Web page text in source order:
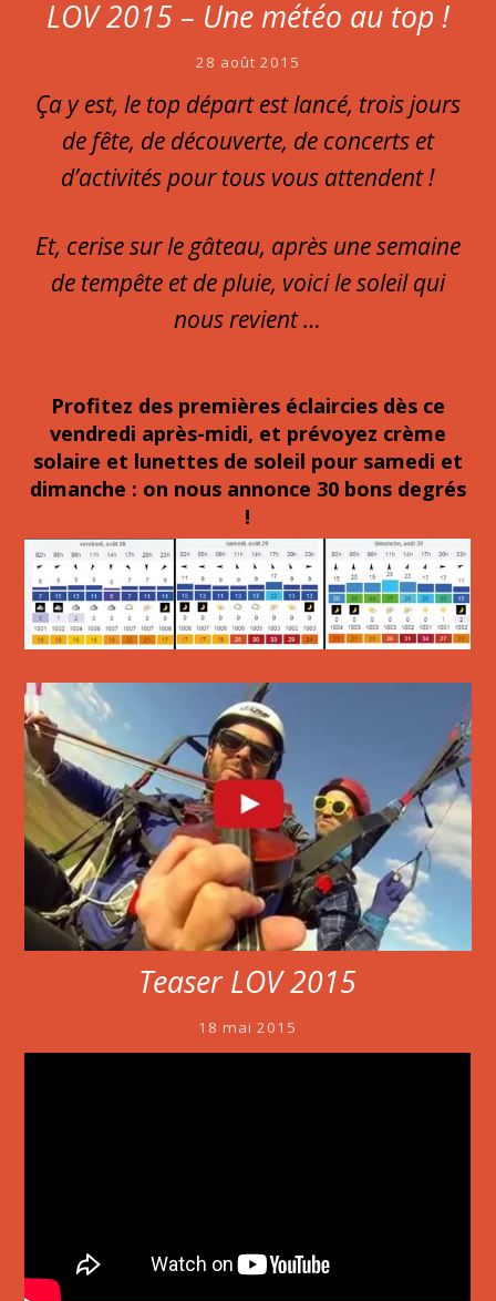
LOV 2015 – Une météo au top !
28 août 2015
Ça y est, le top départ est lancé, trois jours
de fête, de découverte, de concerts et
d’activités pour tous vous attendent !
Et, cerise sur le gâteau, après une semaine
de tempête et de pluie, voici le soleil qui
nous revient …
Profitez des premières éclaircies dès ce
vendredi après-midi, et prévoyez crème
solaire et lunettes de soleil pour samedi et
dimanche : on nous annonce 30 bons degrés
!
Teaser LOV 2015
18 mai 2015